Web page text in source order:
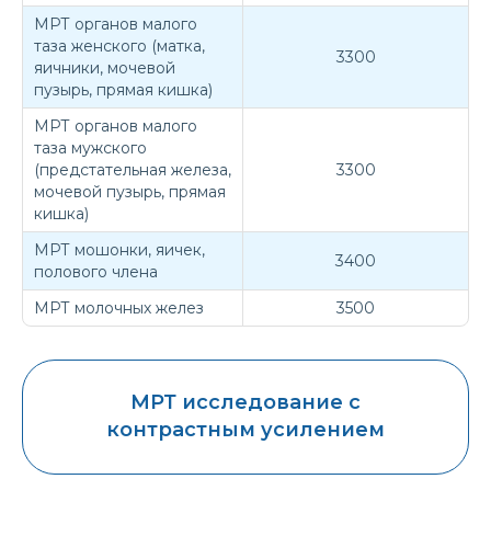
МРТ органов малого
таза женского (матка,
яичники, мочевой
пузырь, прямая кишка)
3300
МРТ органов малого
таза мужского
(предстательная железа,
мочевой пузырь, прямая
кишка)
3300
МРТ мошонки, яичек,
полового члена
3400
МРТ молочных желез 3500
МРТ исследование с
контрастным усилением